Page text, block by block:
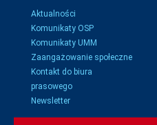
Aktualności
Komunikaty OSP
Komunikaty UMM
Zaangażowanie społeczne
Kontakt do biura
prasowego
Newsletter